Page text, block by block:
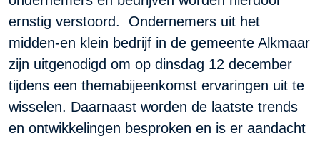
ernstig verstoord. Ondernemers uit het
midden-en klein bedrijf in de gemeente Alkmaar
zijn uitgenodigd om op dinsdag 12 december
tijdens een themabijeenkomst ervaringen uit te
wisselen. Daarnaast worden de laatste trends
en ontwikkelingen besproken en is er aandacht